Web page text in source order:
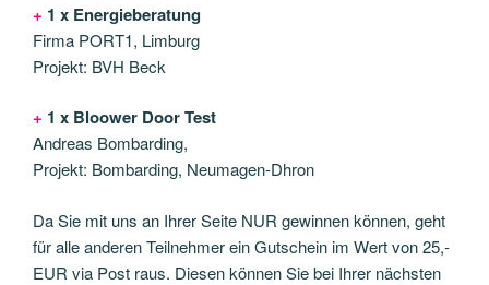
+ 1 x Energieberatung
Firma PORT1, Limburg
Projekt: BVH Beck
+ 1 x Bloower Door Test
Andreas Bombarding,
Projekt: Bombarding, Neumagen-Dhron
Da Sie mit uns an Ihrer Seite NUR gewinnen können, geht
für alle anderen Teilnehmer ein Gutschein im Wert von 25,-
EUR via Post raus. Diesen können Sie bei Ihrer nächsten